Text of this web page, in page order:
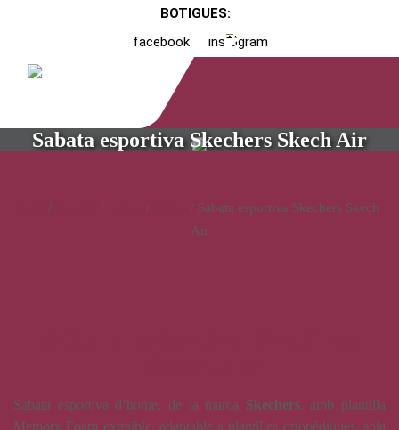
BOTIGUES:
facebook
instagram
Sabata esportiva Skechers Skech Air
/ / /
/ Sabata esportiva Skechers Skech
Air
Sabata esportiva d’home, de la marca Skechers, amb plantilla
Memory Foam extraible, adaptable a plantilles ortopèdiques, sola